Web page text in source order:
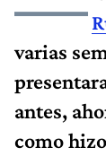
varias
antes,
como hizo